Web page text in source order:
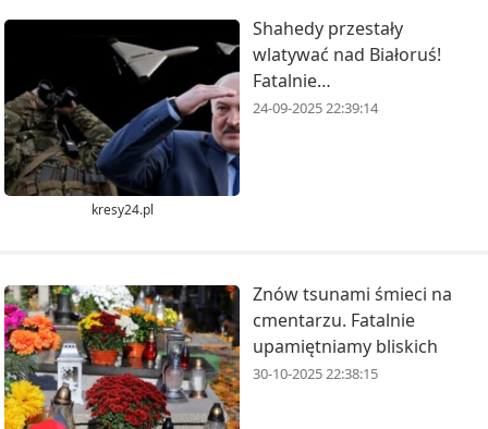
kresy24.pl
Shahedy przestały
wlatywać nad Białoruś!
Fatalnie…
24-09-2025 22:39:14
Znów tsunami śmieci na
cmentarzu. Fatalnie
upamiętniamy bliskich
30-10-2025 22:38:15